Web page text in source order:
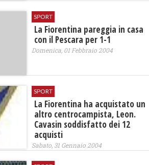
SPORT
La Fiorentina pareggia in casa
con il Pescara per 1-1
Domenica, 01 Febbraio 2004
SPORT
La Fiorentina ha acquistato un
altro centrocampista, Leon.
Cavasin soddisfatto dei 12
acquisti
Sabato, 31 Gennaio 2004